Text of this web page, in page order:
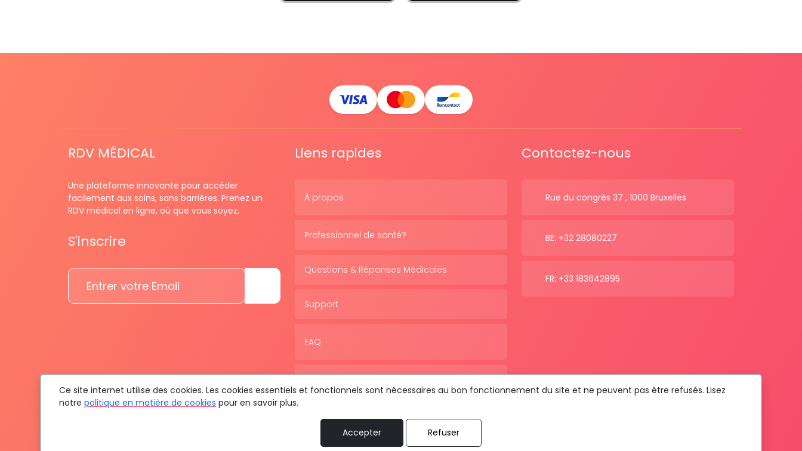
RDV MÉDICAL
Une plateforme innovante pour accéder
facilement aux soins, sans barrières. Prenez un
RDV médical en ligne, où que vous soyez.
S'inscrire
Liens rapides
À propos
Professionnel de santé?
Questions & Réponses Médicales
Support
FAQ
Contactez-nous
Rue du congrès 37 , 1000 Bruxelles
BE: +32 28080227
FR: +33 183642895
Tous les droits sont réservés © 2026 RDV MÉDICAL By MediaSatCom
Ce site internet utilise des cookies. Les cookies essentiels et fonctionnels sont nécessaires au bon fonctionnement du site et ne peuvent pas être refusés. Lisez
notrepolitique en matière de cookies pour en savoir plus.
Accepter Refuser